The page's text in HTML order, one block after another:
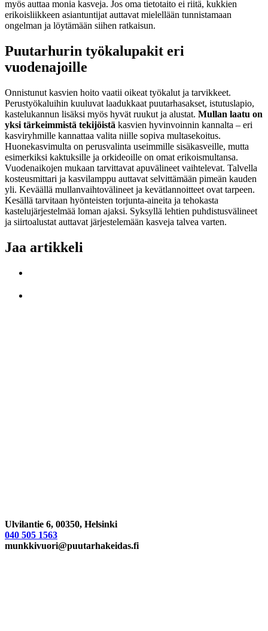
myös auttaa monia kasveja. Jos oma tietotaito ei riitä, kukkien
erikoisliikkeen asiantuntijat auttavat mielellään tunnistamaan
ongelman ja löytämään siihen ratkaisun.
Puutarhurin työkalupakit eri
vuodenajoille
Onnistunut kasvien hoito vaatii oikeat työkalut ja tarvikkeet.
Perustyökaluihin kuuluvat laadukkaat puutarhasakset, istutuslapio,
kastelukannun lisäksi myös hyvät ruukut ja alustat. Mullan laatu on
yksi tärkeimmistä tekijöistä kasvien hyvinvoinnin kannalta – eri
kasviryhmille kannattaa valita niille sopiva multasekoitus.
Huonekasvimulta on perusvalinta useimmille sisäkasveille, mutta
esimerkiksi kaktuksille ja orkideoille on omat erikoismultansa.
Vuodenaikojen mukaan tarvittavat apuvälineet vaihtelevat. Talvella
kosteusmittari ja kasvilamppu auttavat selvittämään pimeän kauden
yli. Keväällä mullanvaihtovälineet ja kevätlannoitteet ovat tarpeen.
Kesällä tarvitaan hyönteisten torjunta-aineita ja tehokasta
kastelujärjestelmää loman ajaksi. Syksyllä lehtien puhdistusvälineet
ja siirtoalustat auttavat järjestelemään kasveja talvea varten.
Jaa artikkeli
Ulvilantie 6, 00350, Helsinki
040 505 1563
munkkivuori@puutarhakeidas.fi